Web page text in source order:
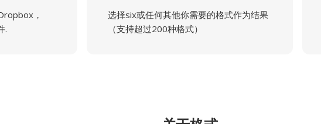
，
.
选择six或任何其他你需要的格式作为结果
（支持超过200种格式）